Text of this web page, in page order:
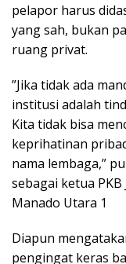
pelapor harus
yang sah, bukan
ruang privat.
​”Jika tidak ada
institusi adalah
Kita tidak bisa
keprihatinan
nama lembaga,”
sebagai ketua PKB
Manado Utara 1
Diapun
pengingat keras